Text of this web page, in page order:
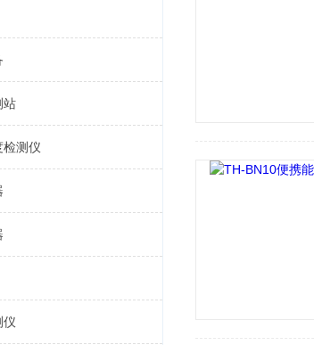
站
检测仪
仪